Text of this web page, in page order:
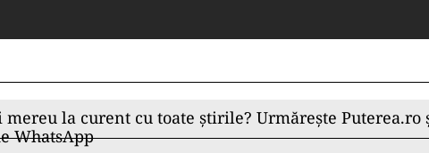
mereu la curent cu toate știrile? Urmărește Puterea.ro
WhatsApp